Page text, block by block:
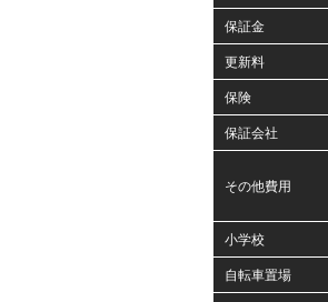
保証金
更新料
保険
保証会社
その他費用
小学校
自転車置場